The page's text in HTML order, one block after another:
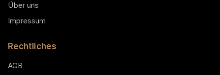
Über uns
Impressum
Rechtliches
AGB